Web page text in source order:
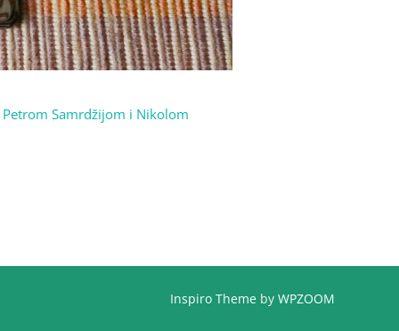
Samrdžijom i Nikolom
Inspiro Theme by WPZOOM